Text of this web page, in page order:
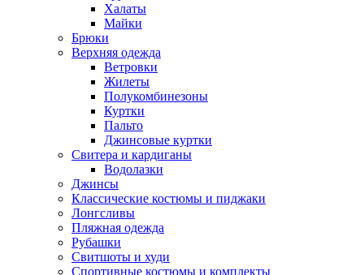
Халаты
Майки
Брюки
Верхняя одежда
Ветровки
Жилеты
Полукомбинезоны
Куртки
Пальто
Джинсовые куртки
Свитера и кардиганы
Водолазки
Джинсы
Классические костюмы и пиджаки
Лонгсливы
Пляжная одежда
Рубашки
Свитшоты и худи
Спортивные костюмы и комплекты